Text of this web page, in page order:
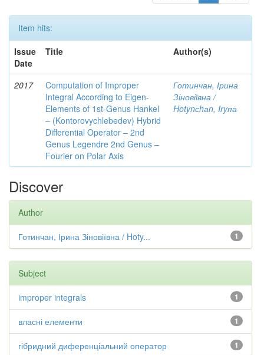
Item hits:
Issue
Date
Title Author(s)
2017
Computation of Improper
Integral According to Eigen-
Elements of 1st-Genus Hankel
– (Kontorovychlebedev) Hybrid
Differential Operator – 2nd
Genus Legendre 2nd Genus –
Fourier on Polar Axis
Готинчан, Ірина
Зіновіївна /
Hotynсhаn, Iryпа
Discover
Author
1
Готинчан, Ірина Зіновіївна / Hoty...
Subject
1
improper integrals
1
власні елементи
1
гібридний диференціальний оператор